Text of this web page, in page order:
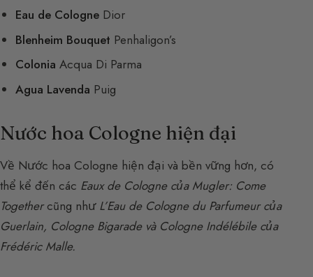
Eau de Cologne Dior
Blenheim Bouquet Penhaligon’s
Colonia Acqua Di Parma
Agua Lavenda Puig
Nước hoa Cologne hiện đại
Về Nước hoa Cologne hiện đại và bền vững hơn, có
thể kể đến các Eaux de Cologne của Mugler: Come
Togethercũng như L’Eau de Cologne du Parfumeur của
Guerlain, Cologne Bigarade và Cologne Indélébile của
Frédéric Malle.